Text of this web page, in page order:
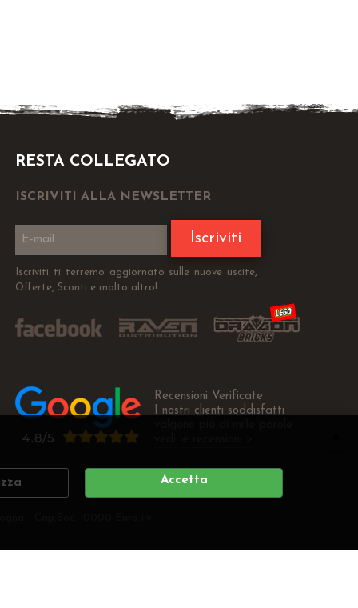
Accetta
RESTA COLLEGATO
ISCRIVITI ALLA NEWSLETTER
Iscriviti
Iscriviti ti terremo aggiornato sulle nuove uscite,
Offerte, Sconti e molto altro!
Recensioni Verificate
I nostri clienti soddisfatti